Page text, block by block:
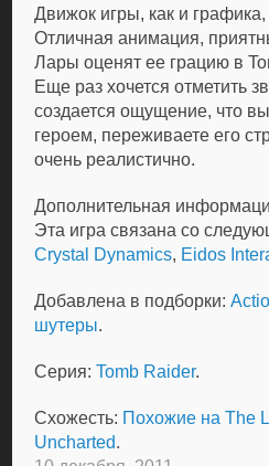
Движок игры, как и
Отличная анимация,
Лары оценят ее грацию в
Еще раз хочется отметить
создается ощущение, что
героем, переживаете его
очень реалистично.
Дополнительная
Эта игра связана со
Crystal Dynamics, Eidos
Добавлена в подборки:
шутеры.
Серия:Tomb Raider.
Схожесть: Похожие на The
Uncharted.